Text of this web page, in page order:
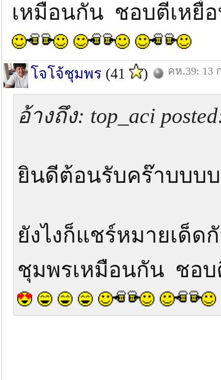
เหมือนกัน ชอบตีเหยื่
โจโจ้ชุมพร (41 ) คห.39: 13
อ้างถึง: top_aci
ยินดีต้อนรับคร๊าบบบบ
ยังไงก็แชร์หมายเด็
ชุมพรเหมือนกัน ชอบ